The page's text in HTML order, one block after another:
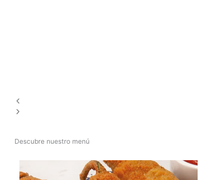
Descubre nuestro menú